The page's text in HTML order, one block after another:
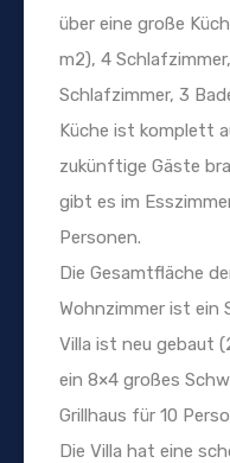
über eine große
m2), 4
Schlafzimmer, 3
Küche ist komplett
zukünftige Gäste
gibt es im
Personen.
Die Gesamtfläche
Wohnzimmer ist ein
Villa ist neu gebaut
ein 8×4 großes
Grillhaus für 10
Die Villa hat eine